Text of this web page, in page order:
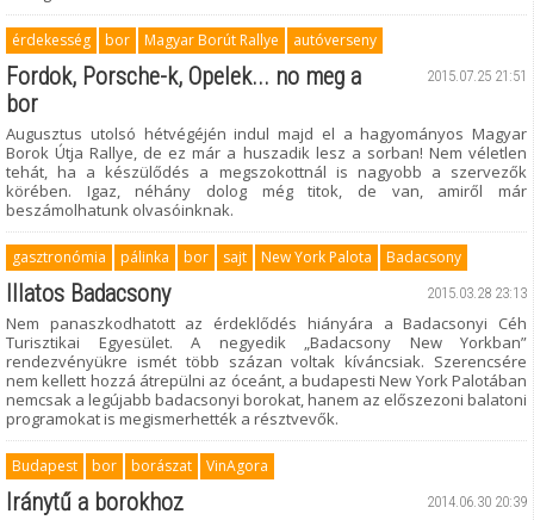
érdekesség bor Magyar Borút Rallye autóverseny
2015.07.25 21:51
Fordok, Porsche-k, Opelek... no meg a
bor
Augusztus utolsó hétvégéjén indul majd el a hagyományos Magyar
Borok Útja Rallye, de ez már a huszadik lesz a sorban! Nem véletlen
tehát, ha a készülődés a megszokottnál is nagyobb a szervezők
körében. Igaz, néhány dolog még titok, de van, amiről már
beszámolhatunk olvasóinknak.
gasztronómia pálinka bor sajt New York Palota Badacsony
2015.03.28 23:13
Illatos Badacsony
Nem panaszkodhatott az érdeklődés hiányára a Badacsonyi Céh
Turisztikai Egyesület. A negyedik „Badacsony New Yorkban”
rendezvényükre ismét több százan voltak kíváncsiak. Szerencsére
nem kellett hozzá átrepülni az óceánt, a budapesti New York Palotában
nemcsak a legújabb badacsonyi borokat, hanem az előszezoni balatoni
programokat is megismerhették a résztvevők.
Budapest bor borászat VinAgora
2014.06.30 20:39
Iránytű a borokhoz